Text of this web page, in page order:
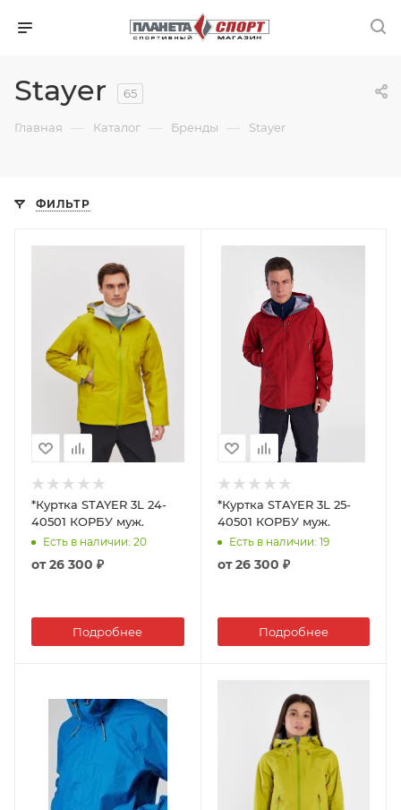
Stayer 65
Главная — Каталог — Бренды — Stayer
ФИЛЬТР
*Куртка STAYER 3L 24-
40501 КОРБУ муж.
Есть в наличии: 20
от26 300 ₽
Подробнее
*Куртка STAYER 3L 25-
40501 КОРБУ муж.
Есть в наличии: 19
от26 300 ₽
Подробнее